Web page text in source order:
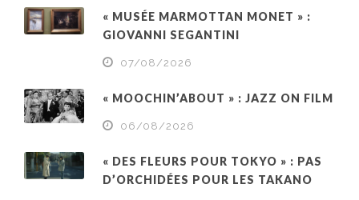
« MUSÉE MARMOTTAN MONET » :
GIOVANNI SEGANTINI
07/08/2026
« MOOCHIN’ABOUT » : JAZZ ON FILM
06/08/2026
« DES FLEURS POUR TOKYO » : PAS
D’ORCHIDÉES POUR LES TAKANO